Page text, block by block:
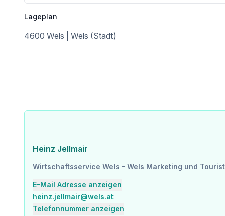
Lageplan
4600 Wels | Wels (Stadt)
Heinz Jellmair
Wirtschaftsservice Wels - Wels Marketing und
E-Mail Adresse anzeigen
heinz.jellmair@wels.at
Telefonnummer anzeigen